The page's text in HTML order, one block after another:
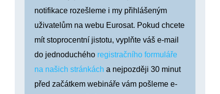
notifikace rozešleme i my přihlášeným
uživatelům na webu Eurosat. Pokud chcete
mít stoprocentní jistotu, vyplňte váš e-mail
do jednoduchého registračního formuláře
na našich stránkách a nejpozději 30 minut
před začátkem webináře vám pošleme e-